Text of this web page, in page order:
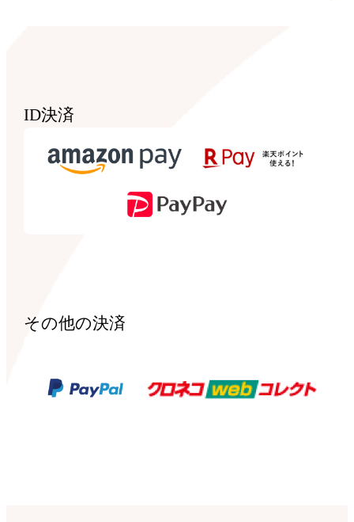
ID決済
その他の決済